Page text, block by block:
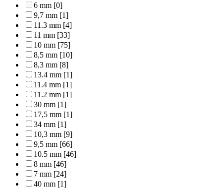
6 mm [0]
9,7 mm [1]
11.3 mm [4]
11 mm [33]
10 mm [75]
8,5 mm [10]
8,3 mm [8]
13.4 mm [1]
11.4 mm [1]
11.2 mm [1]
30 mm [1]
17,5 mm [1]
34 mm [1]
10,3 mm [9]
9,5 mm [66]
10.5 mm [46]
8 mm [46]
7 mm [24]
40 mm [1]